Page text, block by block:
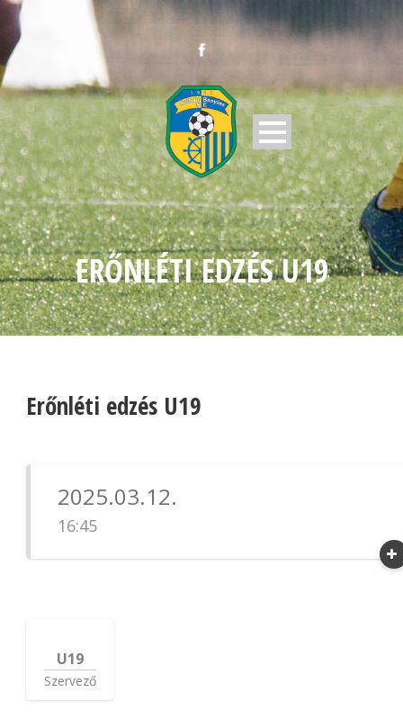
ERŐNLÉTI EDZÉS U19
Erőnléti edzés U19
2025.03.12.
16:45
U19
Szervező